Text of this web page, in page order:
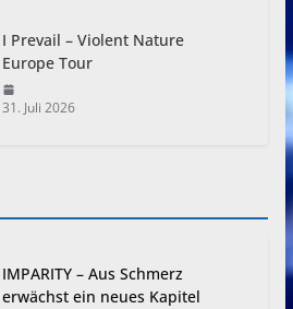
I Prevail – Violent Nature
Europe Tour
31. Juli 2026
IMPARITY – Aus Schmerz
erwächst ein neues Kapitel